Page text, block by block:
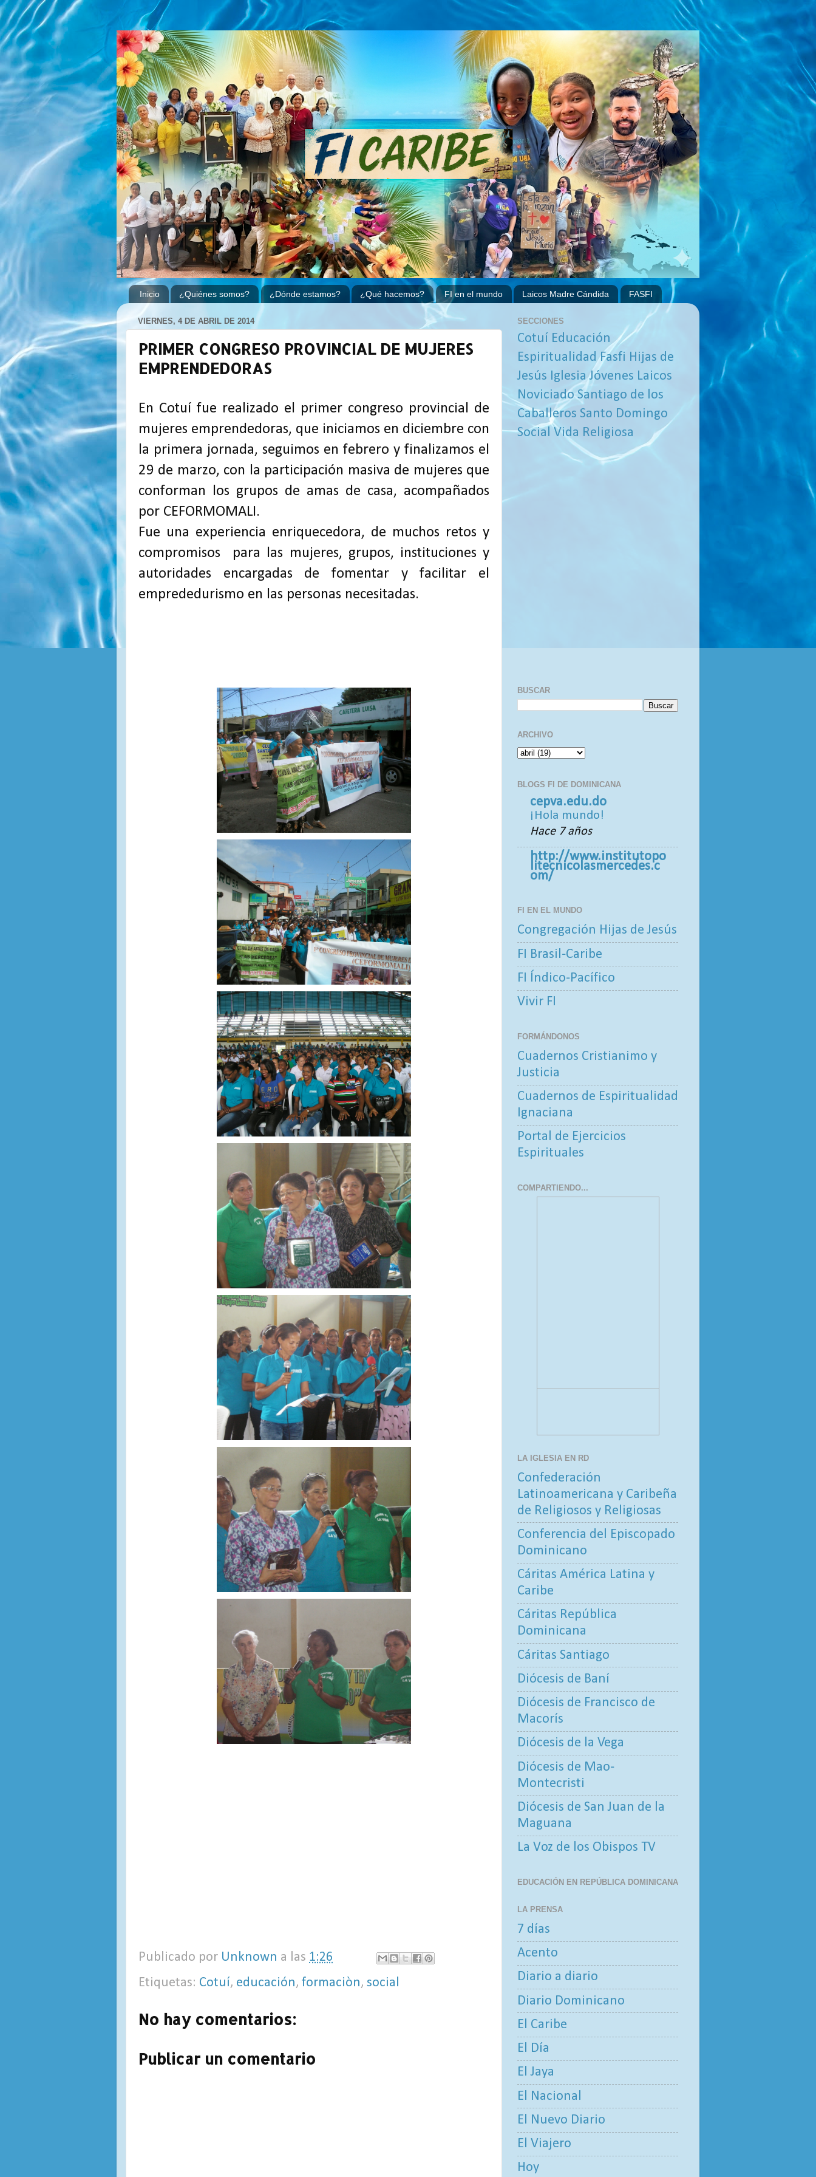
Inicio ¿Quiénes somos? ¿Dónde estamos? ¿Qué hacemos? FI en el mundo Laicos Madre Cándida FASFI
VIERNES, 4 DE ABRIL DE 2014
PRIMER CONGRESO PROVINCIAL DE MUJERES
EMPRENDEDORAS
En Cotuí fue realizado el primer congreso provincial de
mujeres emprendedoras, que iniciamos en diciembre con
la primera jornada, seguimos en febrero y finalizamos el
29 de marzo, con la participación masiva de mujeres que
conforman los grupos de amas de casa, acompañados
por CEFORMOMALI.
Fue una experiencia enriquecedora, de muchos retos y
compromisos para las mujeres, grupos, instituciones y
autoridades encargadas de fomentar y facilitar el
emprededurismo en las personas necesitadas.
Publicado por Unknown a las 1:26
Etiquetas: Cotuí, educación, formaciòn, social
No hay comentarios:
Publicar un comentario
SECCIONES
Cotuí Educación
Espiritualidad Fasfi Hijas de
Jesús Iglesia Jóvenes Laicos
Noviciado Santiago de los
Caballeros Santo Domingo
Social Vida Religiosa
BUSCAR
ARCHIVO
BLOGS FI DE DOMINICANA
cepva.edu.do
¡Hola mundo!
Hace 7 años
http://www.institutopo
litecnicolasmercedes.c
om/
FI EN EL MUNDO
Congregación Hijas de Jesús
FI Brasil-Caribe
FI Índico-Pacífico
Vivir FI
FORMÁNDONOS
Cuadernos Cristianimo y
Justicia
Cuadernos de Espiritualidad
Ignaciana
Portal de Ejercicios
Espirituales
COMPARTIENDO...
LA IGLESIA EN RD
Confederación
Latinoamericana y Caribeña
de Religiosos y Religiosas
Conferencia del Episcopado
Dominicano
Cáritas América Latina y
Caribe
Cáritas República
Dominicana
Cáritas Santiago
Diócesis de Baní
Diócesis de Francisco de
Macorís
Diócesis de la Vega
Diócesis de Mao-
Montecristi
Diócesis de San Juan de la
Maguana
La Voz de los Obispos TV
EDUCACIÓN EN REPÚBLICA DOMINICANA
LA PRENSA
7 días
Acento
Diario a diario
Diario Dominicano
El Caribe
El Día
El Jaya
El Nacional
El Nuevo Diario
El Viajero
Hoy